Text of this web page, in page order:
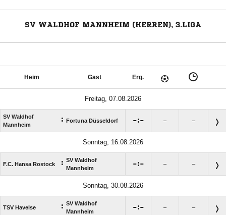
SV WALDHOF MANNHEIM (HERREN), 3.LIGA
Heim Gast Erg.
Freitag, 07.08.2026
SV Waldhof
Mannheim
: Fortuna Düsseldorf : – –
Sonntag, 16.08.2026
F.C. Hansa Rostock : SV Waldhof
Mannheim
: – –
Sonntag, 30.08.2026
TSV Havelse : SV Waldhof
Mannheim
: – –